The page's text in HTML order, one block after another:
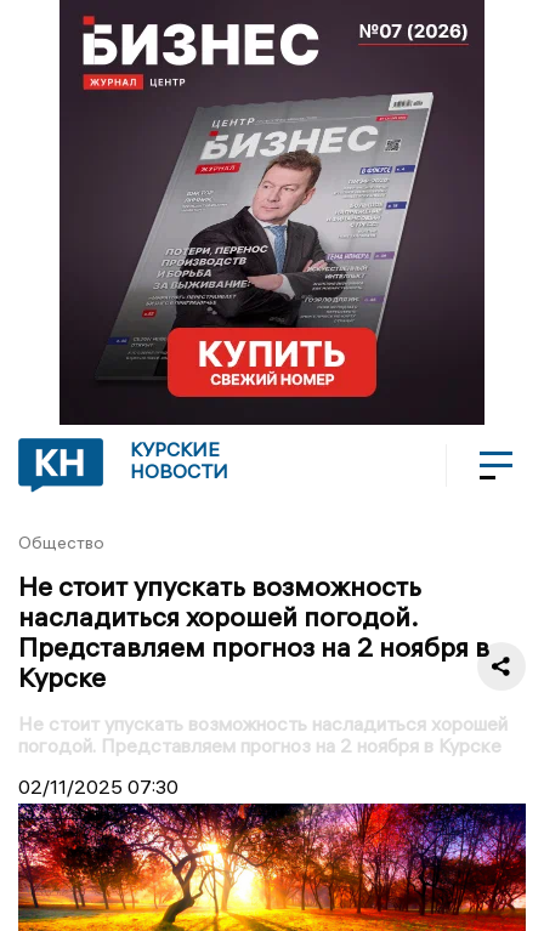
КУРСКИЕ
НОВОСТИ
Общество
Не стоит упускать возможность
насладиться хорошей погодой.
Представляем прогноз на 2 ноября в
Курске
Не стоит упускать возможность насладиться хорошей
погодой. Представляем прогноз на 2 ноября в Курске
02/11/2025 07:30